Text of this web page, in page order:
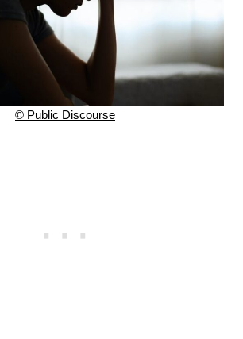
© Public Discourse